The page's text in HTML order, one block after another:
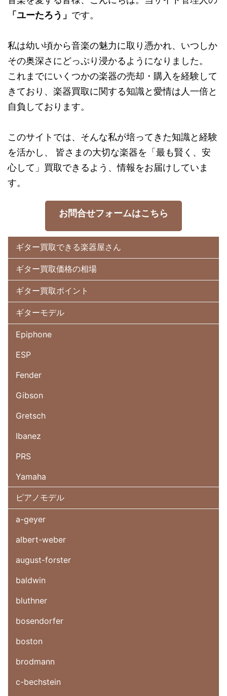
「ユーたろう」 です。
私は幼い頃から音楽の魅力に取り憑かれ、いつしか
その奥深さにどっぷり浸かるようになりました。
これまでにいくつかの楽器の売却・購入を経験して
きており、楽器買取に関する知識と愛情は人一倍と
自負しております。
このサイトでは、そんな私が培ってきた知識と経験
を活かし、 皆さまの大切な楽器を「最も賢く、安
心して」買取できるよう、情報をお届けしていま
す。
お問合せフォームはこちら
ギター買取できる楽器屋さん
ギター買取価格の相場
ギター買取ポイント
ギターモデル
Epiphone
ESP
Fender
Gibson
Gretsch
Ibanez
PRS
Yamaha
ピアノモデル
a-geyer
albert-weber
august-forster
baldwin
bluthner
bosendorfer
boston
brodmann
c-bechstein